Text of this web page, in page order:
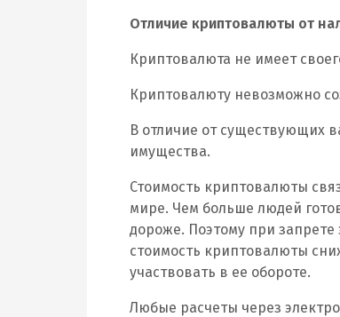
Отличие криптовалюты от
Криптовалюта не имеет
Криптовалюту невозможно
В отличие от существующих
имущества.
Стоимость криптовалюты
мире. Чем больше людей
дороже. Поэтому при запрете
стоимость криптовалюты
участвовать в ее обороте.
Любые расчеты через